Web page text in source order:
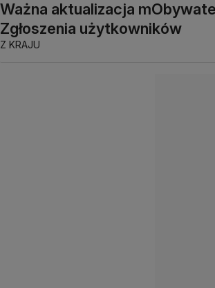
Ważna aktualizacja
Zgłoszenia użytkowników
Z KRAJU